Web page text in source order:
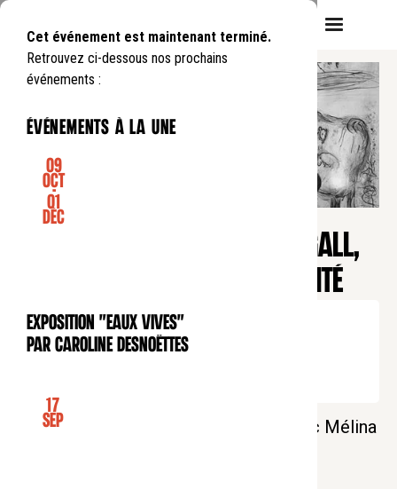
Cet événement est maintenant terminé.
Retrouvez ci-dessous nos prochains
événements :
événements à la une
EXPOSITION
09
Oct
-
01
Déc
Exposition "Eaux Vives"
par Caroline Desnoëttes
17
Sep
CONFÉRENCE
LES AUTOPORTRAITS DE CHAGALL,
ENFANT CHÉRI DE LA MODERNITÉ
Lundi9
.
10de12:45à13:45
Tarif normal : 10€
La pause déjeuner des Bernardins avec Mélina